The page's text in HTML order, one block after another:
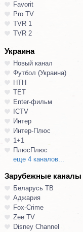
Favorit
Pro TV
TVR 1
TVR 2
Украина
Новый канал
Футбол (Украина)
НТН
ТЕТ
Enter-фильм
ICTV
Интер
Интер-Плюс
1+1
ПлюсПлюс
еще 4 каналов...
Зарубежные каналы
Беларусь ТВ
Аджария
Fox-Crime
Zee TV
Disney Channel